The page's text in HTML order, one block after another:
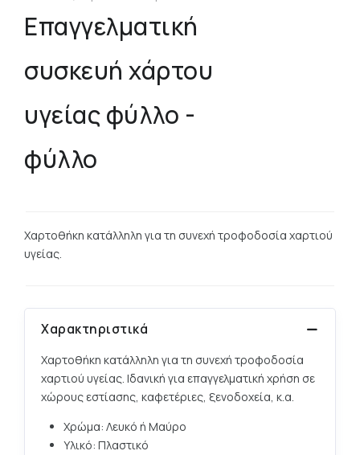
Επαγγελματική
συσκευή χάρτου
υγείας φύλλο -
φύλλο
Χαρτοθήκη κατάλληλη για τη συνεχή τροφοδοσία χαρτιού
υγείας.
Χαρακτηριστικά
Χαρτοθήκη κατάλληλη για τη συνεχή τροφοδοσία
χαρτιού υγείας. Ιδανική για επαγγελματική χρήση σε
χώρους εστίασης, καφετέριες, ξενοδοχεία, κ.α.
Xρώμα: Λευκό ή Μαύρο
Υλικό: Πλαστικό